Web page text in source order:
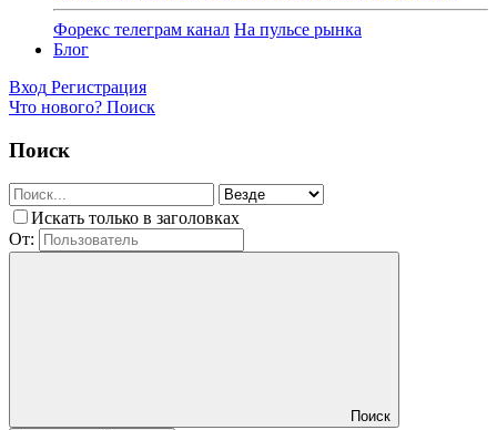
Форекс телеграм канал На пульсе рынка
Блог
Вход Регистрация
Что нового? Поиск
Поиск
Искать только в заголовках
От:
Поиск